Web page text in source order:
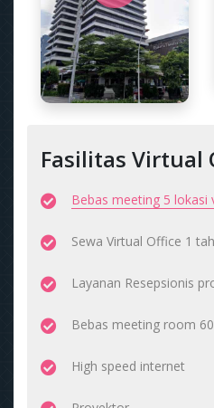
Fasilitas Virtual
Bebas meeting 5 lokasi
Sewa Virtual Office 1
Layanan Resepsionis
Bebas meeting room
High speed internet